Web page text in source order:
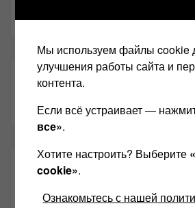
ТАКЖЕ ЧИТАЕМ:
СВЕЖИЕ ЗАПИСИ
Мы используем файлы cookie
улучшения работы сайта и
контента.
Если всё устраивает —
все».
Хотите настроить? Выберите
cookie».
Ознакомьтесь с нашей